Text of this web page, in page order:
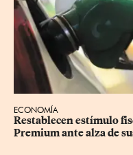
ECONOMÍA
Restablecen estímulo
Premium ante alza de